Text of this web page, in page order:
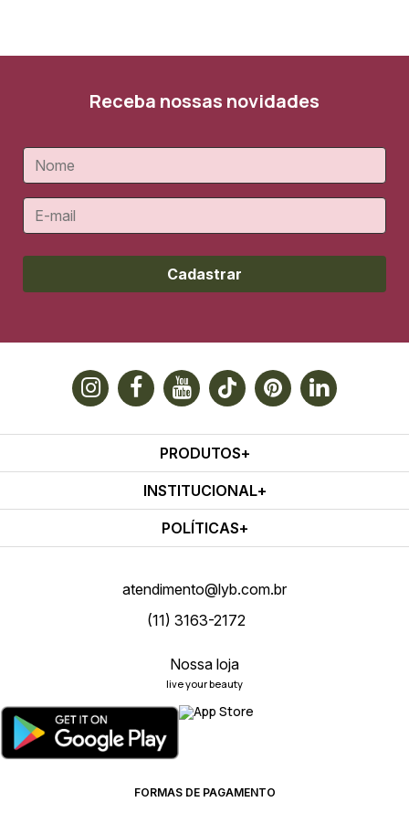
Receba nossas novidades
Cadastrar
PRODUTOS
INSTITUCIONAL
POLÍTICAS
atendimento@lyb.com.br
(11) 3163-2172
Nossa loja
live your beauty
FORMAS DE PAGAMENTO